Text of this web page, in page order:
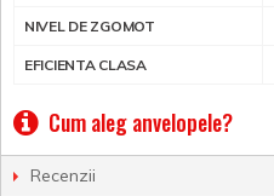
NIVEL DE ZGOMOT
EFICIENTA CLASA
Cum aleg anvelopele?
Recenzii